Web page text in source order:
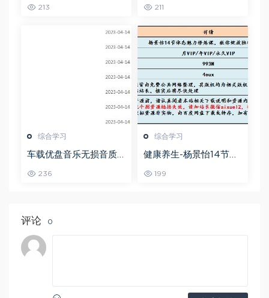
网盘资源打包下载
213
源打包下载
211
综合学习
车载优盘音乐无损音质
网盘打包下载
236
综合学习
健康养生-杨景怡14节体
现东方美,百度网盘资源
199
评论 0